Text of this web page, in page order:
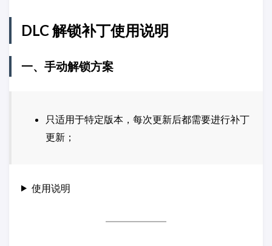
DLC 解锁补丁使用说明
一、手动解锁方案
只适用于特定版本，每次更新后都需要进行补丁
更新；
使用说明